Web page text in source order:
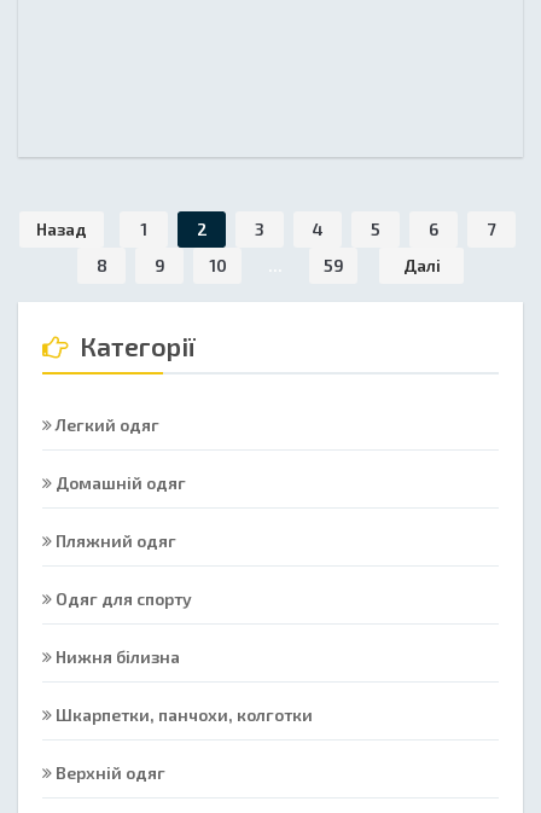
Назад 1 2 3 4 5 6
7
8
9 10 59 Далі
Категорії
Легкий одяг
Домашній одяг
Пляжний одяг
Одяг для спорту
Нижня білизна
Шкарпетки, панчохи, колготки
Верхній одяг